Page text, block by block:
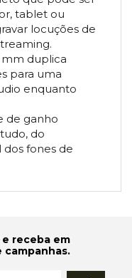
tablet ou
locuções de
mm duplica
para uma
enquanto
de ganho
do
fones de
receba em
campanhas.